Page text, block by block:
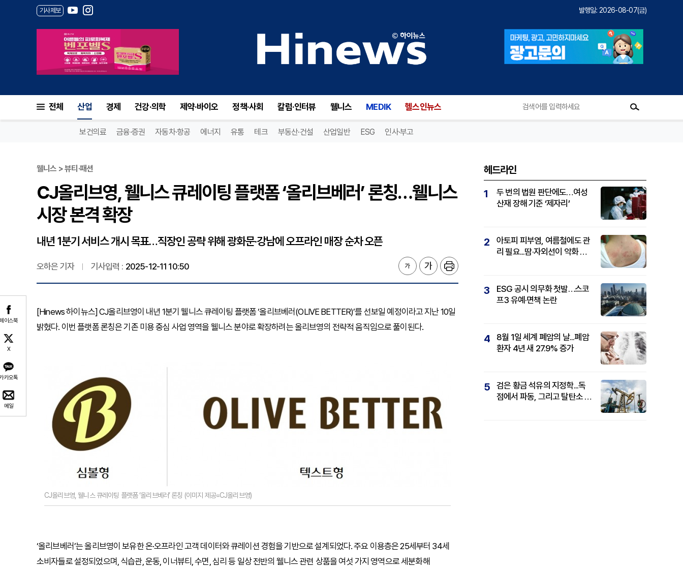
기사제보 발행일: 2026-08-07(금)
전체 산업 경제 건강·의학 제약·바이오 정책·사회 칼럼·인터뷰 웰니스 MEDIK 헬스인뉴스
보건의료 금융·증권 자동차·항공 에너지 유통 테크 부동산·건설 산업일반 ESG 인사·부고
이스북
X
카오톡
메일
웰니스 > 뷰티·패션
CJ올리브영, 웰니스 큐레이팅 플랫폼 ‘올리브베러’ 론칭…웰니스
시장 본격 확장
내년 1분기 서비스 개시 목표…직장인 공략 위해 광화문·강남에 오프라인 매장 순차 오픈
오하은 기자 기사입력 : 2025-12-11 10:50
[Hinews 하이뉴스]CJ올리브영이 내년 1분기 웰니스 큐레이팅 플랫폼 ‘올리브베러(OLIVE BETTER)’를 선보일 예정이라고 지난 10일
밝혔다. 이번 플랫폼 론칭은 기존 미용 중심 사업 영역을 웰니스 분야로 확장하려는 올리브영의 전략적 움직임으로 풀이된다.
CJ올리브영, 웰니스 큐레이팅 플랫폼 ‘올리브베러’ 론칭 (이미지 제공=CJ올리브영)
‘올리브베러’는 올리브영이 보유한 온·오프라인 고객 데이터와 큐레이션 경험을 기반으로 설계되었다. 주요 이용층은 25세부터 34세
소비자들로 설정되었으며, 식습관, 운동, 이너뷰티, 수면, 심리 등 일상 전반의 웰니스 관련 상품을 여섯 가지 영역으로 세분화해
헤드라인
1
두 번의 법원 판단에도…여성
산재 장해 기준 ‘제자리’
2
아토피 피부염, 여름철에도 관
리 필요...땀·자외선이 악화 요
3
ESG 공시 의무화 첫발…스코
프3 유예·면책 논란
4
8월 1일 세계 폐암의 날...폐암
환자 4년 새 27.9% 증가
5
검은 황금 석유의 지정학...독
점에서 파동, 그리고 탈탄소 패